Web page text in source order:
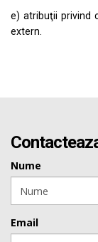
e) atribuţii privind
extern.
Nume
Email